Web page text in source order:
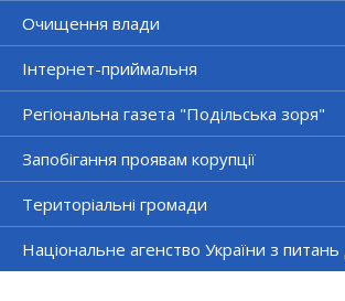
Очищення влади
Інтернет-приймальня
Регіональна газета "Подільська зоря"
Запобігання проявам корупції
Територіальні громади
Національне агенство України з